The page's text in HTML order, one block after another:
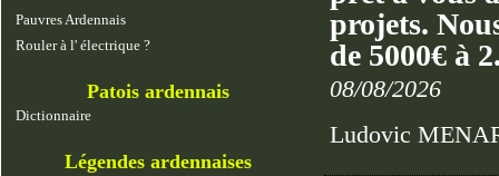
Pauvres Ardennais
Rouler à l' électrique ?
Patois ardennais
Dictionnaire
Légendes ardennaises
projets.
de 5000€ à
08/08/2026
Ludovic